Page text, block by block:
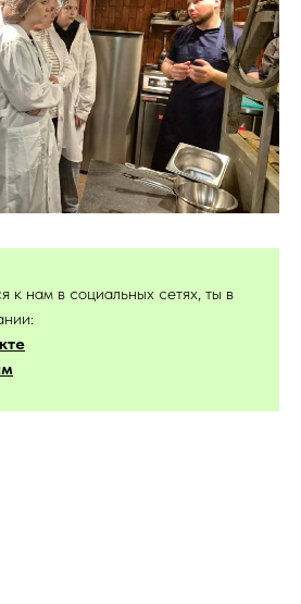
к нам в социальных сетях, ты в